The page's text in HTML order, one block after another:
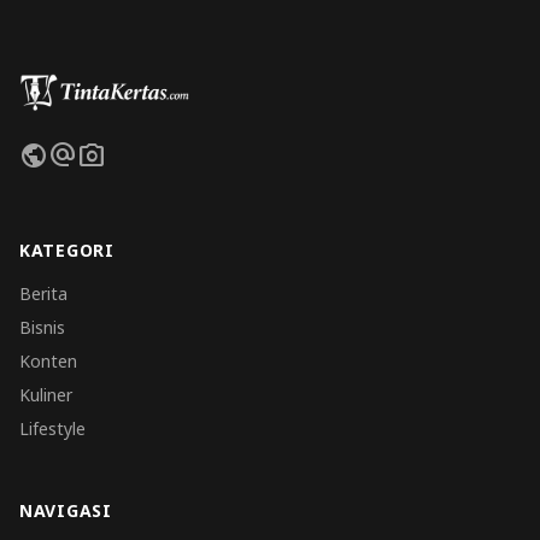
publicalternate_emailphoto_camera
KATEGORI
Berita
Bisnis
Konten
Kuliner
Lifestyle
NAVIGASI